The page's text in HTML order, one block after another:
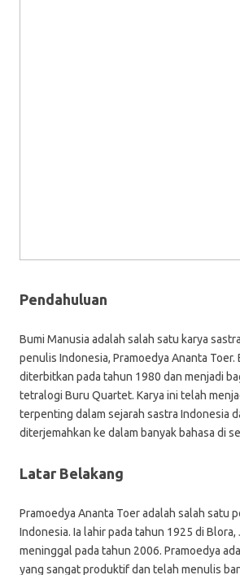
Pendahuluan
Bumi Manusia adalah salah satu karya
penulis Indonesia, Pramoedya Ananta Toer.
diterbitkan pada tahun 1980 dan menjadi
tetralogi Buru Quartet. Karya ini telah
terpenting dalam sejarah sastra Indonesia
diterjemahkan ke dalam banyak bahasa di
Latar Belakang
Pramoedya Ananta Toer adalah salah satu
Indonesia. Ia lahir pada tahun 1925 di Blora,
meninggal pada tahun 2006. Pramoedya
yang sangat produktif dan telah menulis